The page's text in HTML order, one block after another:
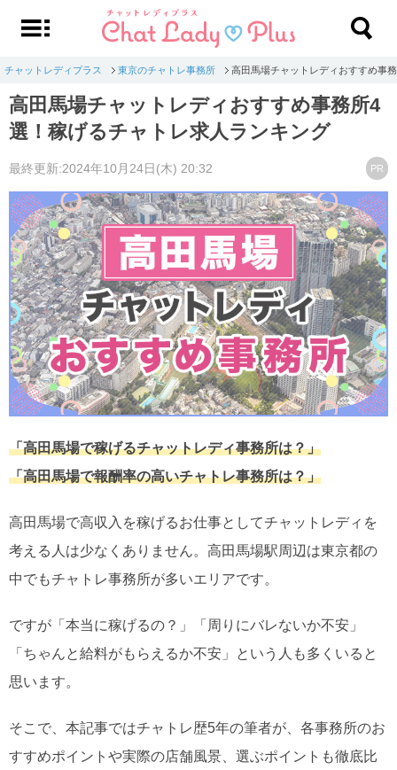
チャットレディプラス 東京のチャトレ事務所 高田馬場チャットレディおすすめ事
高田馬場チャットレディおすすめ事務所4
選！稼げるチャトレ求人ランキング
最終更新:2024年10月24日(木) 20:32 PR
「高田馬場で稼げるチャットレディ事務所は？」
「高田馬場で報酬率の高いチャトレ事務所は？」
高田馬場で高収入を稼げるお仕事としてチャットレディを
考える人は少なくありません。高田馬場駅周辺は東京都の
中でもチャトレ事務所が多いエリアです。
ですが「本当に稼げるの？」「周りにバレないか不安」
「ちゃんと給料がもらえるか不安」という人も多くいると
思います。
そこで、本記事ではチャトレ歴5年の筆者が、各事務所のお
すすめポイントや実際の店舗風景、選ぶポイントも徹底比